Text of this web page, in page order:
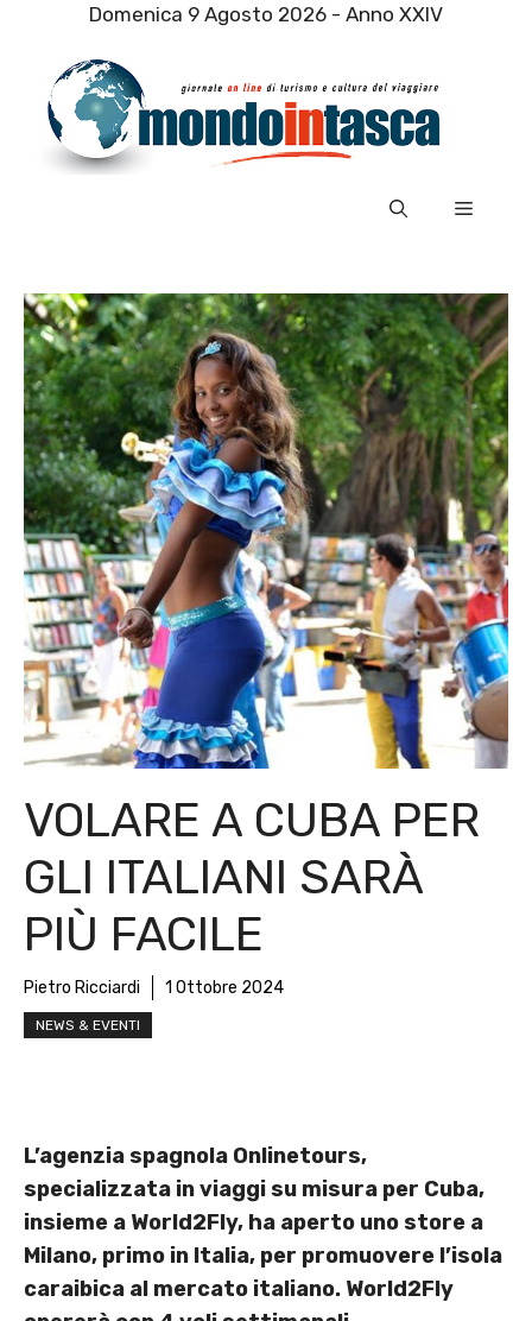
contenuto
Domenica 9 Agosto 2026 - Anno XXIV
Menu
VOLARE A CUBA PER
GLI ITALIANI SARÀ
PIÙ FACILE
Pietro Ricciardi 1 Ottobre 2024
NEWS & EVENTI
L’agenzia spagnola Onlinetours,
specializzata in viaggi su misura per Cuba,
insieme a World2Fly, ha aperto uno store a
Milano, primo in Italia, per promuovere l’isola
caraibica al mercato italiano. World2Fly